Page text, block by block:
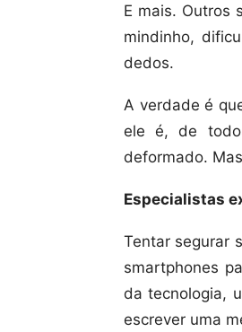
E mais. Outros
mindinho,
dedos.
A verdade é
ele é, de
deformado.
Especialistas
Tentar segurar
smartphones
da tecnologia,
escrever uma